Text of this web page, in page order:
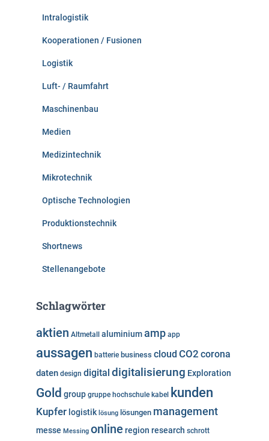
Intralogistik
Kooperationen / Fusionen
Logistik
Luft- / Raumfahrt
Maschinenbau
Medien
Medizintechnik
Mikrotechnik
Optische Technologien
Produktionstechnik
Shortnews
Stellenangebote
Schlagwörter
aktien Altmetall aluminiumamp app
aussagen batterie business cloud CO2 corona
daten design digital digitalisierung Exploration
Gold group gruppe hochschule kabel kunden
Kupfer logistik lösung lösungen management
messe Messing online region research schrott